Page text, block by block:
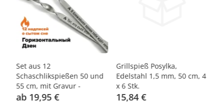
Set aus 12
Schaschlikspießen 50 und
55 cm, mit Gravur -
Horizontaler Zen
ab 19,95 €
-20%
Grillspieß Posylka,
Edelstahl 1,5 mm, 50 cm, 4
х 6 Stk.
15,84 €